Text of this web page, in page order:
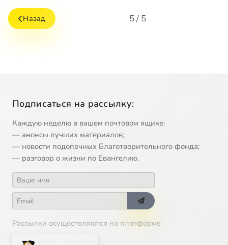
Назад 5 / 5
Подписаться на рассылку:
Каждую неделю в вашем почтовом ящике:
— анонсы лучших материалов;
— новости подопечных Благотворительного фонда;
— разговор о жизни по Евангелию.
Рассылки осуществляются на платформе